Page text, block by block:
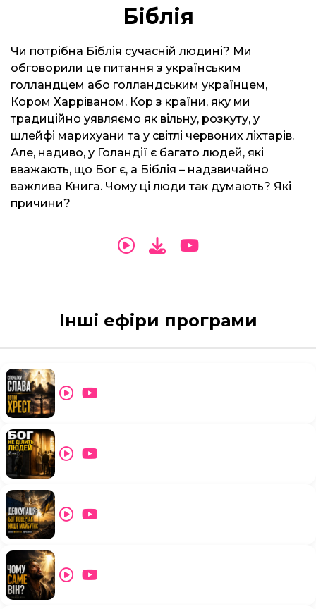
Біблія
Чи потрібна Біблія сучасній людині? Ми
обговорили це питання з українським
голландцем або голландським українцем,
Кором Харріваном. Кор з країни, яку ми
традиційно уявляємо як вільну, розкуту, у
шлейфі марихуани та у світлі червоних ліхтарів.
Але, надиво, у Голандії є багато людей, які
вважають, що Бог є, а Біблія – надзвичайно
важлива Книга. Чому ці люди так думають? Які
причини?
Інші ефіри програми